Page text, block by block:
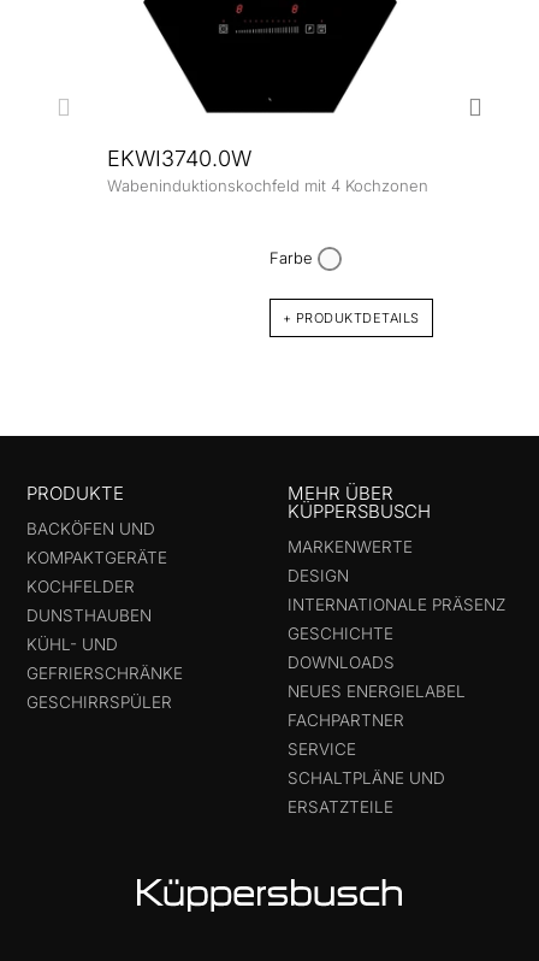
EKWI3740.0W
Wabeninduktionskochfeld mit 4 Kochzonen
Farbe
+ PRODUKTDETAILS
PRODUKTE
BACKÖFEN UND
KOMPAKTGERÄTE
KOCHFELDER
DUNSTHAUBEN
KÜHL- UND
GEFRIERSCHRÄNKE
GESCHIRRSPÜLER
MEHR ÜBER
KÜPPERSBUSCH
MARKENWERTE
DESIGN
INTERNATIONALE PRÄSENZ
GESCHICHTE
DOWNLOADS
NEUES ENERGIELABEL
FACHPARTNER
SERVICE
SCHALTPLÄNE UND
ERSATZTEILE